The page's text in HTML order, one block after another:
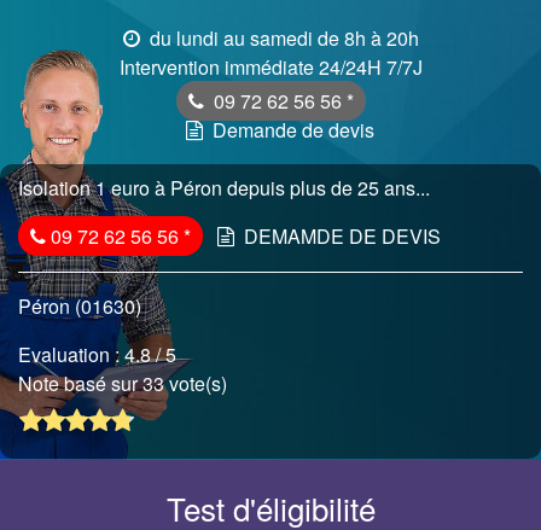
du lundi au samedi de 8h à 20h
Intervention immédiate 24/24H 7/7J
09 72 62 56 56 *
Demande de devis
Isolation 1 euro à Péron depuis plus de 25 ans...
09 72 62 56 56* DEMAMDE DE DEVIS
Péron (01630)
Evaluation :4.8/ 5
Note basé sur 33 vote(s)
Test d'éligibilité